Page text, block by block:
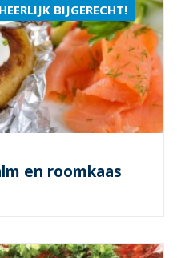
HEERLIJK BIJGERECHT!
en roomkaas